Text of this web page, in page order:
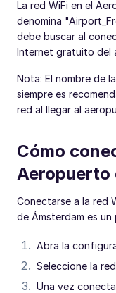
La red WiFi en el
denomina
debe buscar al
Internet gratuito del
Nota: El nombre de
siempre es
red al llegar al
Cómo
Aeropuerto
Conectarse a la red
de Ámsterdam es un
Abra la
Seleccione la
Una vez